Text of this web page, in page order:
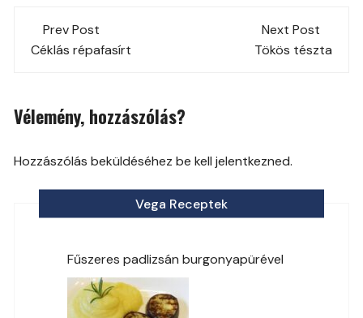
Post
navigation
Prev Post
Céklás répafasírt
Next Post
Tökös tészta
Vélemény, hozzászólás?
Hozzászólás beküldéséhez be kell jelentkezned.
Vega Receptek
Fűszeres padlizsán burgonyapürével